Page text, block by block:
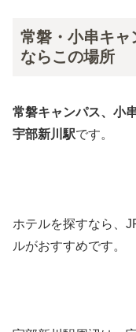
常磐・小串キャ
ならこの場所
常磐キャンパス、小
宇部新川駅です。
ホテルを探すなら、
ルがおすすめです。